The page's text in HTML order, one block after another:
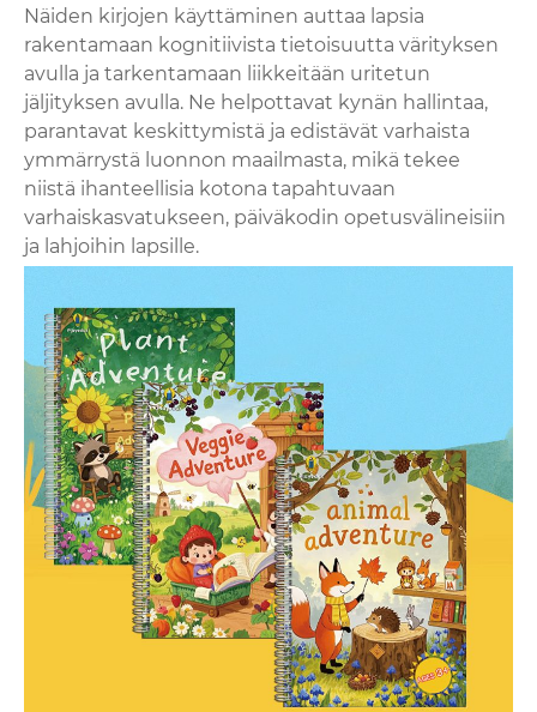
Näiden kirjojen käyttäminen auttaa lapsia
rakentamaan kognitiivista tietoisuutta värityksen
avulla ja tarkentamaan liikkeitään uritetun
jäljityksen avulla. Ne helpottavat kynän hallintaa,
parantavat keskittymistä ja edistävät varhaista
ymmärrystä luonnon maailmasta, mikä tekee
niistä ihanteellisia kotona tapahtuvaan
varhaiskasvatukseen, päiväkodin opetusvälineisiin
ja lahjoihin lapsille.